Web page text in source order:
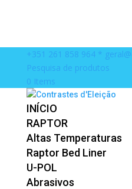
+351 261 858 964 *
Pesquisa de produtos
0 Items
INÍCIO
RAPTOR
Altas Temperaturas
Raptor Bed Liner
U-POL
Abrasivos